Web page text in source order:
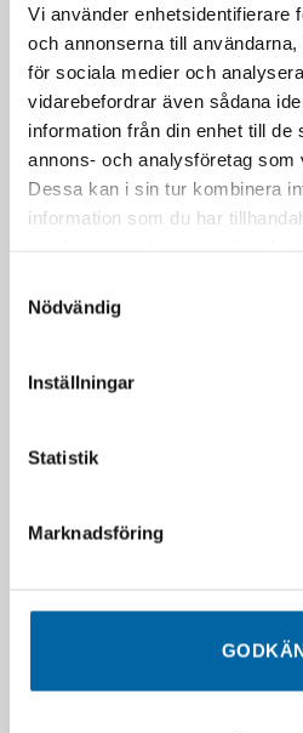
Vi använder enhetsidentifierare
och annonserna till
för sociala medier och
vidarebefordrar även sådana
information från din enhet till de
annons- och analysföretag som
Dessa kan i sin tur kombinera
information som du har
Nödvändig
Inställningar
Statistik
Marknadsföring
MODELL
SITTPLATSER
REGISTRERINGSFORM
KUBIK
Namn:*